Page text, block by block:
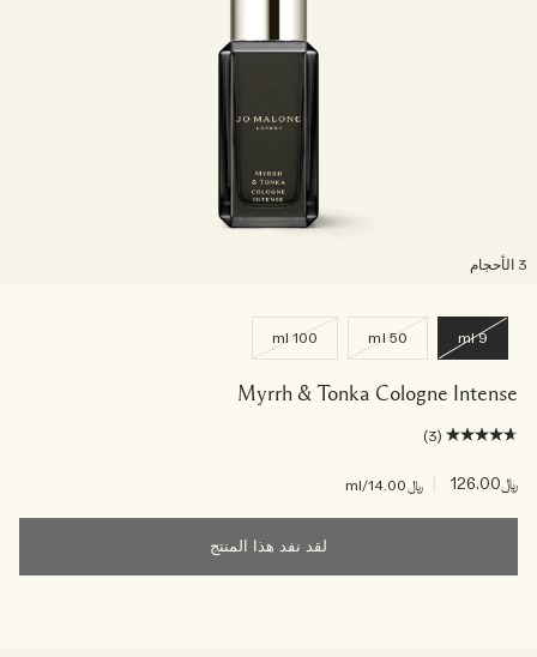
50 ml
100 ml
Myrrh & Tonka Cologne Intense
(3)
﷼126.00 ﷼14.00 /ml
لقد نفد هذا المنتج